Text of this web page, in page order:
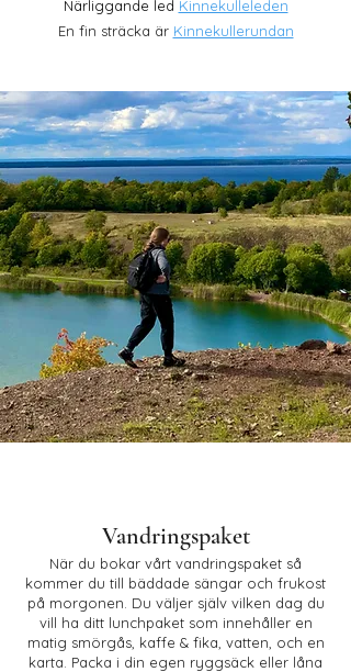
Närliggande led Kinnekulleleden
En fin sträcka är Kinnekullerundan
Vandringspaket
När du bokar vårt vandringspaket så
kommer du till bäddade sängar och frukost
på morgonen. Du väljer själv vilken dag du
vill ha ditt lunchpaket som innehåller en
matig smörgås, kaffe & fika, vatten, och en
karta. Packa i din egen ryggsäck eller låna